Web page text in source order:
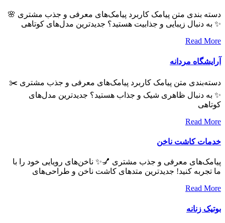
دسته بندی متن پیامک کاربرد پیامک‌های معرفی و جذب مشتری 🌸
✨ به دنبال زیبایی و جذابیت هستید؟ جدیدترین مدل‌های کوتاهی
Read More
آرایشگاه مردانه
دسته‌بندی متن پیامک کاربرد پیامک‌های معرفی و جذب مشتری ✂️
✨ به دنبال ظاهری شیک و جذاب هستید؟ جدیدترین مدل‌های
کوتاهی
Read More
خدمات کاشت ناخن
پیامک‌های معرفی و جذب مشتری 💅✨ ناخن‌های رویایی خود را با
ما تجربه کنید! جدیدترین متدهای کاشت ناخن و طراحی‌های
Read More
بوتیک زنانه